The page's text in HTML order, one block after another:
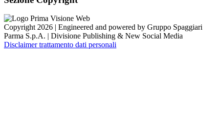
Copyright 2026 | Engineered and powered by Gruppo Spaggiari
Parma S.p.A. | Divisione Publishing & New Social Media
Disclaimer trattamento dati personali